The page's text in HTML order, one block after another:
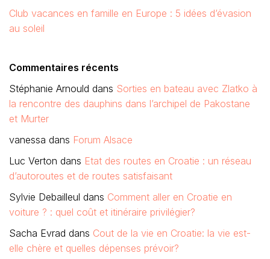
Club vacances en famille en Europe : 5 idées d’évasion
au soleil
Commentaires récents
Stéphanie Arnould dans Sorties en bateau avec Zlatko à
la rencontre des dauphins dans l’archipel de Pakostane
et Murter
vanessa dans Forum Alsace
Luc Verton dans Etat des routes en Croatie : un réseau
d’autoroutes et de routes satisfaisant
Sylvie Debailleul dans Comment aller en Croatie en
voiture ? : quel coût et itinéraire privilégier?
Sacha Evrad dans Cout de la vie en Croatie: la vie est-
elle chère et quelles dépenses prévoir?